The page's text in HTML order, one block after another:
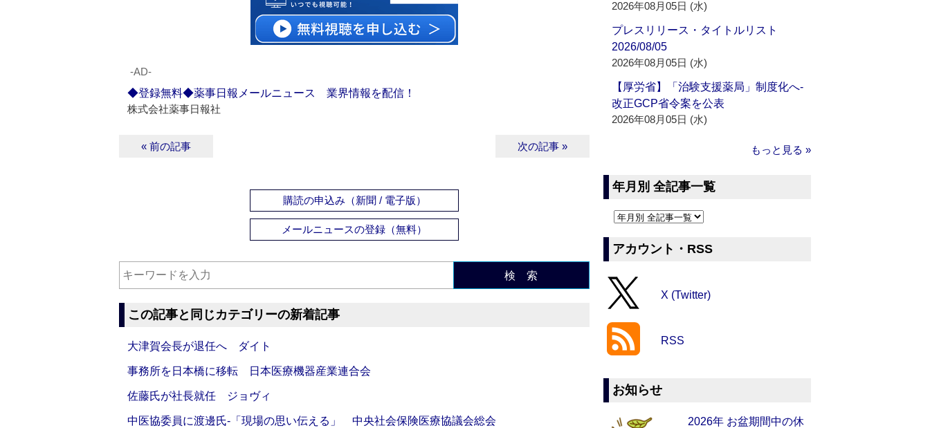
‐AD‐
◆登録無料◆薬事日報メールニュース 業界情報を配信！
株式会社薬事日報社
« 前の記事 次の記事 »
購読の申込み（新聞 / 電子版）
メールニュースの登録（無料）
検 索
この記事と同じカテゴリーの新着記事
大津賀会長が退任へ ダイト
事務所を日本橋に移転 日本医療機器産業連合会
佐藤氏が社長就任 ジョヴィ
中医協委員に渡邊氏‐「現場の思い伝える」 中央社会保険医療協議会総会
2026年08月05日 (水)
プレスリリース・タイトルリスト
2026/08/05
2026年08月05日 (水)
【厚労省】「治験支援薬局」制度化へ‐
改正GCP省令案を公表
2026年08月05日 (水)
もっと見る »
年月別 全記事一覧
アカウント・RSS
X (Twitter)
RSS
お知らせ
2026年 お盆期間中の休